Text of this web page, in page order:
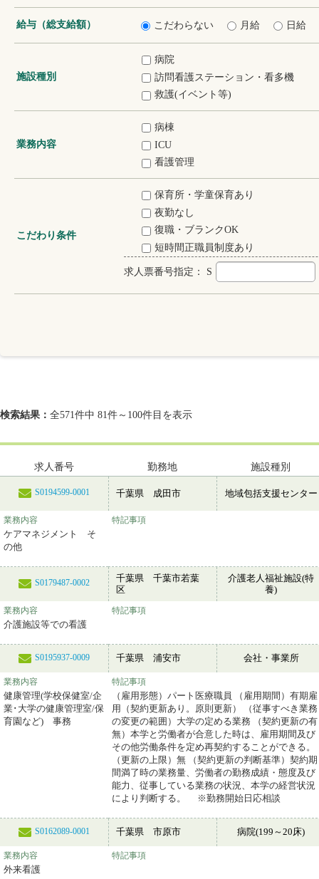
給与（総支給額） こだわらない 月給 日給
施設種別
病院
訪問看護ステーション・看多機
救護(イベント等)
業務内容
病棟
ICU
看護管理
こだわり条件
保育所・学童保育あり
夜勤なし
復職・ブランクOK
短時間正職員制度あり
求人票番号指定： S
検索結果： 全571件中 81件～100件目を表示
求人番号 勤務地 施設種別
S0194599-0001 千葉県 成田市 地域包括支援センター
業務内容
ケアマネジメント そ
の他
特記事項
S0179487-0002
千葉県 千葉市若葉
区
介護老人福祉施設(特
養)
業務内容
介護施設等での看護
特記事項
S0195937-0009 千葉県 浦安市 会社・事業所
業務内容
健康管理(学校保健室/企
業･大学の健康管理室/保
育園など) 事務
特記事項
（雇用形態）パート医療職員 （雇用期間）有期雇
用（契約更新あり。原則更新） （従事すべき業務
の変更の範囲）大学の定める業務 （契約更新の有
無）本学と労働者が合意した時は、雇用期間及び
その他労働条件を定め再契約することができる。
（更新の上限）無 （契約更新の判断基準）契約期
間満了時の業務量、労働者の勤務成績・態度及び
能力、従事している業務の状況、本学の経営状況
により判断する。 ※勤務開始日応相談
S0162089-0001 千葉県 市原市 病院(199～20床)
業務内容
外来看護
特記事項